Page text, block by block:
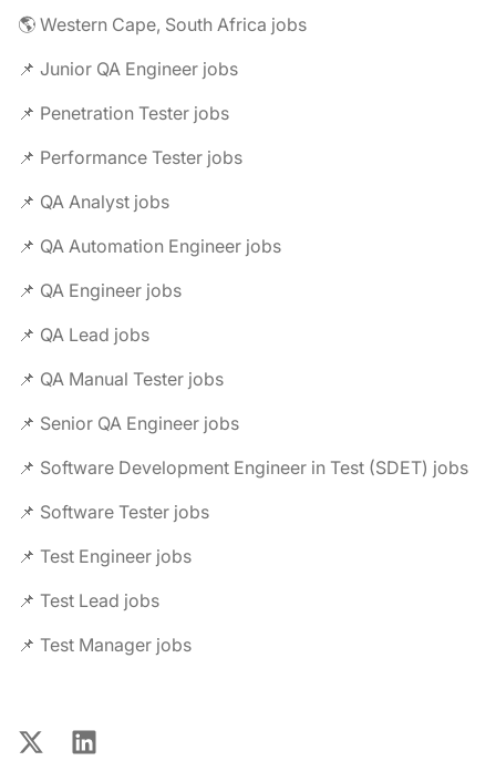
🌎 Western Cape, South Africa jobs
📌 Junior QA Engineer jobs
📌 Penetration Tester jobs
📌 Performance Tester jobs
📌 QA Analyst jobs
📌 QA Automation Engineer jobs
📌 QA Engineer jobs
📌 QA Lead jobs
📌 QA Manual Tester jobs
📌 Senior QA Engineer jobs
📌 Software Development Engineer in Test (SDET) jobs
📌 Software Tester jobs
📌 Test Engineer jobs
📌 Test Lead jobs
📌 Test Manager jobs
X LinkedIn